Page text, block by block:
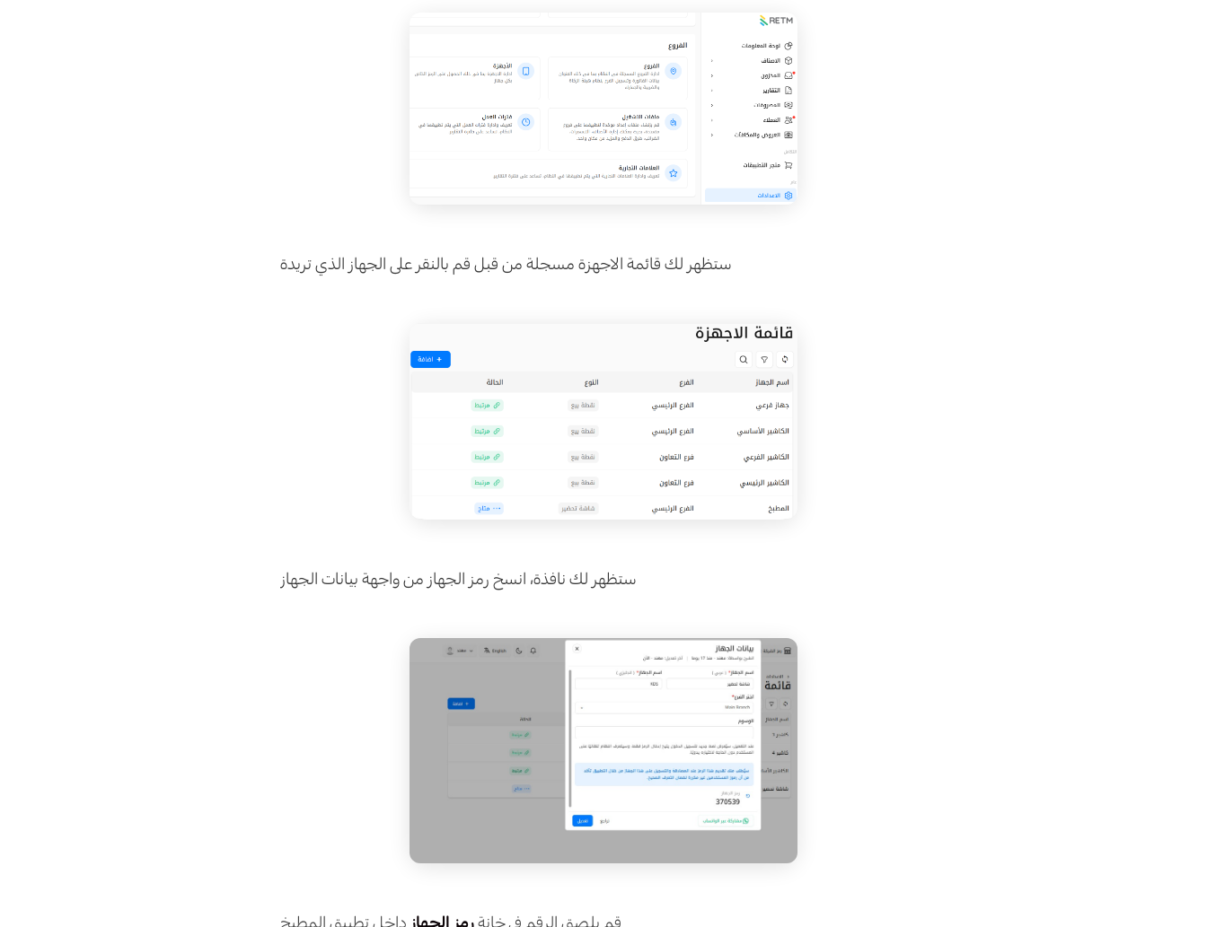
ستظهر لك قائمة الاجهزة مسجلة من قبل قم بالنقر على الجهاز الذي تريدة
ستظهر لك نافذة، انسخ رمز الجهاز من واجهة بيانات الجهاز
قم بلصق الرقم في خانةرمز الجهاز داخل تطبيق المطبخ